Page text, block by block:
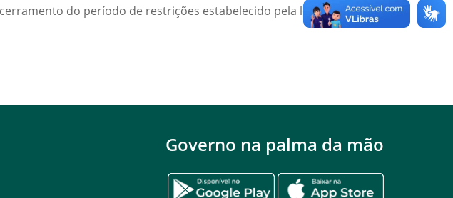
do período de restrições estabelecido pela legislação
Governo na palma da mão